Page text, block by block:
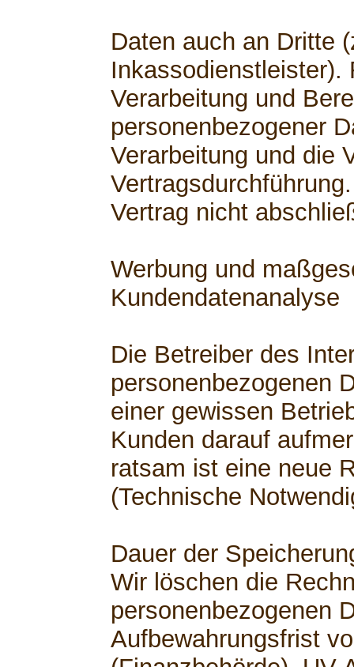
Daten auch an Dritte
Inkassodienstleister).
Verarbeitung und
personenbezogener
Verarbeitung und die
Vertrag nicht
Werbung und
Kundendatenanalyse
Die Betreiber des
personenbezogenen
einer gewissen
Kunden darauf
ratsam ist eine neue
(Technische
Dauer der
Wir löschen die
personenbezogenen
Aufbewahrungsfrist